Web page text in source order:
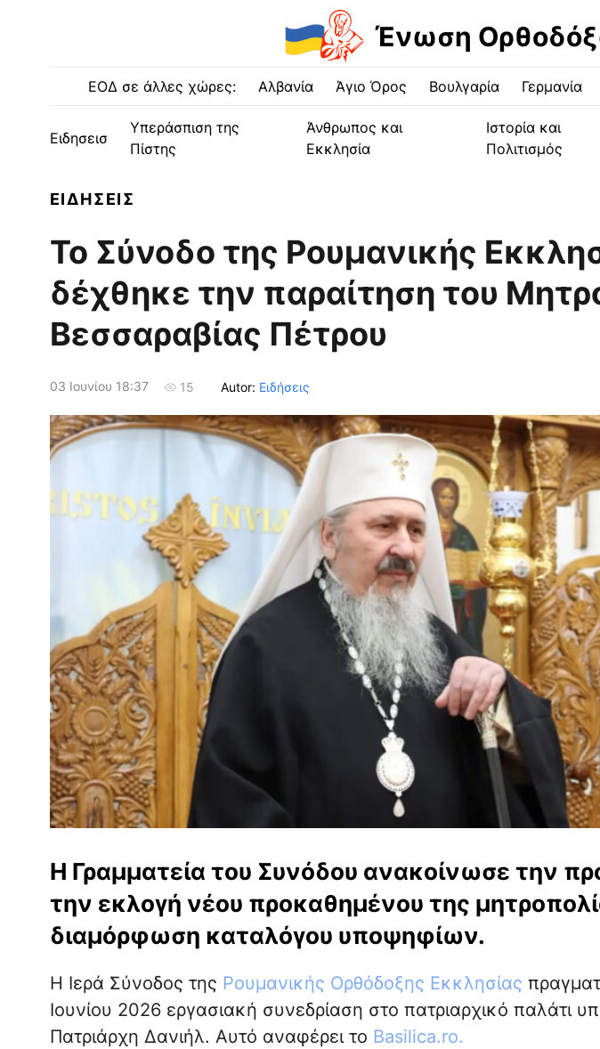
Ένωση
ΕΟΔ σε άλλες χώρες: Αλβανία Άγιο Όρος Βουλγαρία Γερμανία
Ειδησεισ
Υπεράσπιση της
Πίστης
Άνθρωπος και
Εκκλησία
Ιστορία και
Πολιτισμός
ΕΙΔΗΣΕΙΣ
Το Σύνοδο της Ρουμανικής
δέχθηκε την παραίτηση του
Βεσσαραβίας Πέτρου
03 Ιουνίου 18:37 15 Autor: Ειδήσεις
Η Γραμματεία του Συνόδου ανακοίνωσε την
την εκλογή νέου προκαθημένου της
διαμόρφωση καταλόγου υποψηφίων.
Η Ιερά Σύνοδος της Ρουμανικής Ορθόδοξης Εκκλησίας
Ιουνίου 2026 εργασιακή συνεδρίαση στο πατριαρχικό παλάτι
Πατριάρχη Δανιήλ. Αυτό αναφέρει το Basilica.ro.